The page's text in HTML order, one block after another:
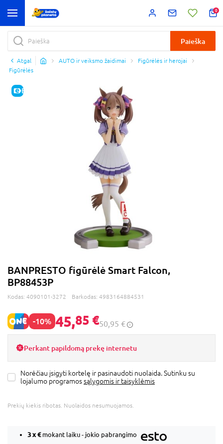
0
Paieška
Atgal AUTO ir veiksmo žaidimai
Figūrėlės ir herojai
Figūrėlės
E-KAINA
BANPRESTO figūrėlė Smart Falcon,
BP88453P
Kodas: 4090101-3272 Barkodas: 4983164884531
-10% 45,85 €50,95 €
Perkant papildomą prekę internetu
Norėčiau įsigyti kortelę ir pasinaudoti nuolaida. Sutinku su
lojalumo programossąlygomis ir taisyklėmis
Prekių kiekis ribotas. Nuolaidos nesumuojamos.
3 x€mokant laiku - jokio pabrangimo